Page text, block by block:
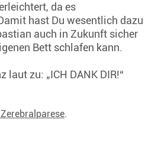
da es
hast Du wesentlich dazu
auch in Zukunft sicher
Bett schlafen kann.
laut zu: „ICH DANK DIR!“
.